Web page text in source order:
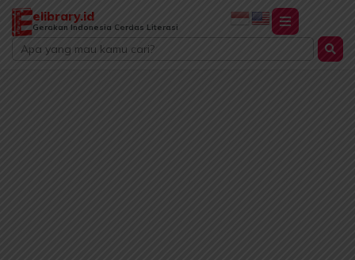
Lewati
konten
elibrary.id
Gerakan Indonesia Cerdas Literasi
Search
...